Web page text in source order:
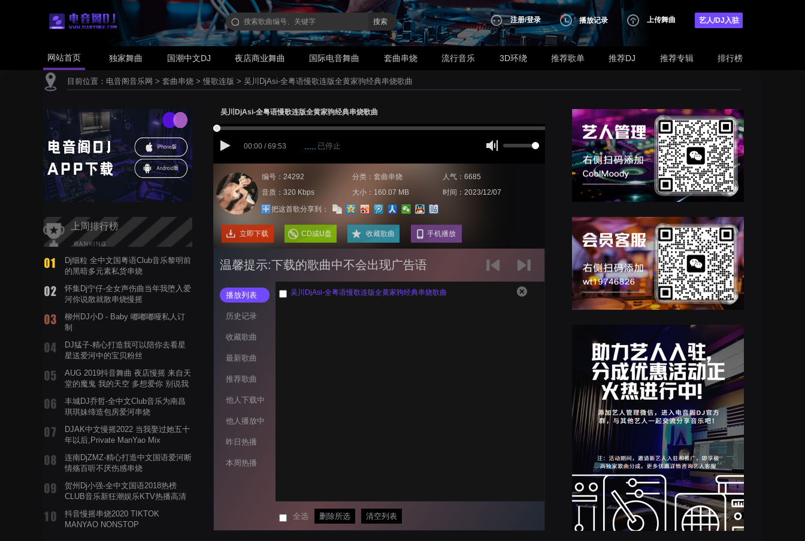
搜索 注册/登录 播放记录 上传舞曲 艺人/DJ入驻
网站首页 独家舞曲 国潮中文DJ 夜店商业舞曲 国际电音舞曲 套曲串烧 流行音乐 3D环绕 推荐歌单 推荐DJ 推荐专辑 排行榜
目前位置： 电音阁音乐网 > 套曲串烧 > 慢歌连版 > 吴川DjAsi-全粤语慢歌连版全黄家驹经典串烧歌曲
上周排行榜
Dj细粒 全中文国粤语Club音乐黎明前
的黑暗多元素私货串烧
怀集Dj宁仔-全女声伤曲当年我堕入爱
河你说散就散串烧慢摇
柳州DJ小D - Baby 嘟嘟嘟哑私人订
制
DJ猛子-精心打造我可以陪你去看星
星送爱河中的宝贝粉丝
AUG 2019抖音舞曲 夜店慢摇 来自天
堂的魔鬼 我的天空 多想爱你 别说我
丰城DJ乔哲-全中文Club音乐为南昌
琪琪妹缔造包房爱河串烧
DJAK中文慢摇2022 当我娶过她五十
年以后,Private ManYao Mix
连南DjZMZ-精心打造中文国语爱河断
情殇百听不厌伤感串烧
贺州Dj小强-全中文国语2018热榜
CLUB音乐新狂潮娱乐KTV热播高清
抖音慢摇串烧2020 TIKTOK
MANYAO NONSTOP
吴川DjAsi-全粤语慢歌连版全黄家驹经典串烧歌曲
00:00 / 69:53 已停止
编号：24292 分类：套曲串烧
人气：6685
音质：320 Kbps
大小：160.07 MB
时间：2023/12/07
把这首歌分享到：
立即下载 CD或U盘 收藏歌曲 手机播放
温馨提示:下载的歌曲中不会出现广告语
播放列表
历史记录
收藏歌曲
最新歌曲
推荐歌曲
他人下载中
他人播放中
昨日热播
本周热播
吴川DjAsi-全粤语慢歌连版全黄家驹经典串烧歌曲
全选 删除所选 清空列表